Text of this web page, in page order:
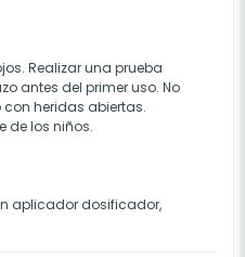
Realizar una prueba
antes del primer uso. No
heridas abiertas.
de los niños.
aplicador dosificador,